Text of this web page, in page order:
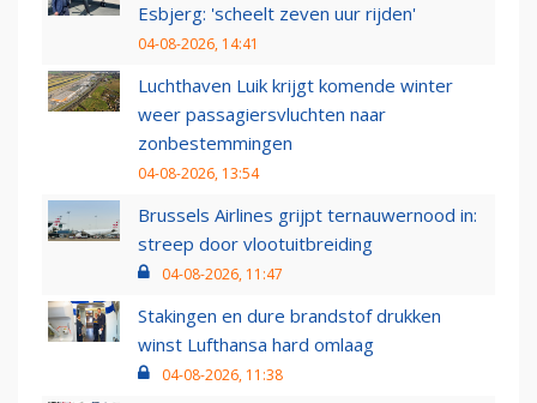
Esbjerg: 'scheelt zeven uur rijden'
04-08-2026, 14:41
Luchthaven Luik krijgt komende winter
weer passagiersvluchten naar
zonbestemmingen
04-08-2026, 13:54
Brussels Airlines grijpt ternauwernood in:
streep door vlootuitbreiding
04-08-2026, 11:47
Stakingen en dure brandstof drukken
winst Lufthansa hard omlaag
04-08-2026, 11:38